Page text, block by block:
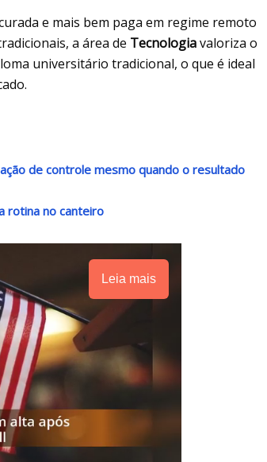
e mais bem paga em regime remoto
a área de Tecnologiavaloriza o
universitário tradicional, o que é ideal
de controle mesmo quando o resultado
rotina no canteiro
Leia mais